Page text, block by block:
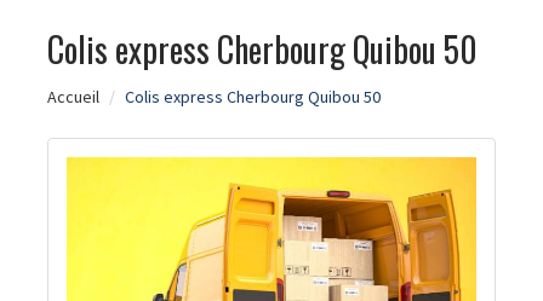
Colis express Cherbourg Quibou 50
Accueil Colis express Cherbourg Quibou 50